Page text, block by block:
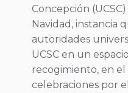
Concepción
Navidad, instancia
autoridades
UCSC en un
recogimiento, en el
celebraciones por